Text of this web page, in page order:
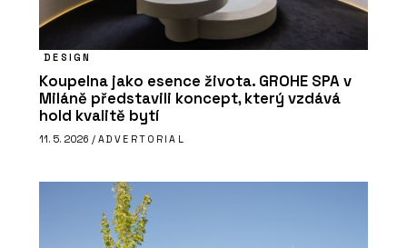
DESIGN
Koupelna jako esence života. GROHE SPA v
Miláně představili koncept, který vzdává
hold kvalitě bytí
11. 5. 2026 / ADVERTORIAL